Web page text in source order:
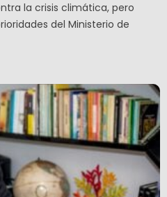
la crisis climática, pero
del Ministerio de